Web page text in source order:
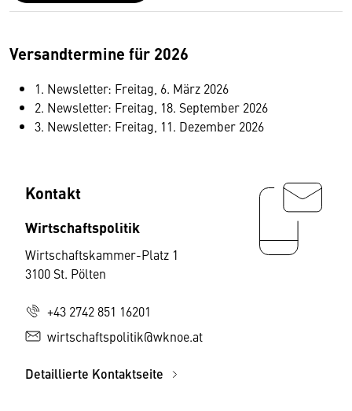
Versandtermine für 2026
1. Newsletter: Freitag, 6. März 2026
2. Newsletter: Freitag, 18. September 2026
3. Newsletter: Freitag, 11. Dezember 2026
Kontakt
Wirtschaftspolitik
Wirtschaftskammer-Platz 1
3100 St. Pölten
+43 2742 851 16201
wirtschaftspolitik@wknoe.at
Detaillierte Kontaktseite